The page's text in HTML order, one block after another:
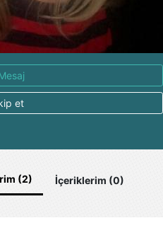
et
(2) İçeriklerim (0)